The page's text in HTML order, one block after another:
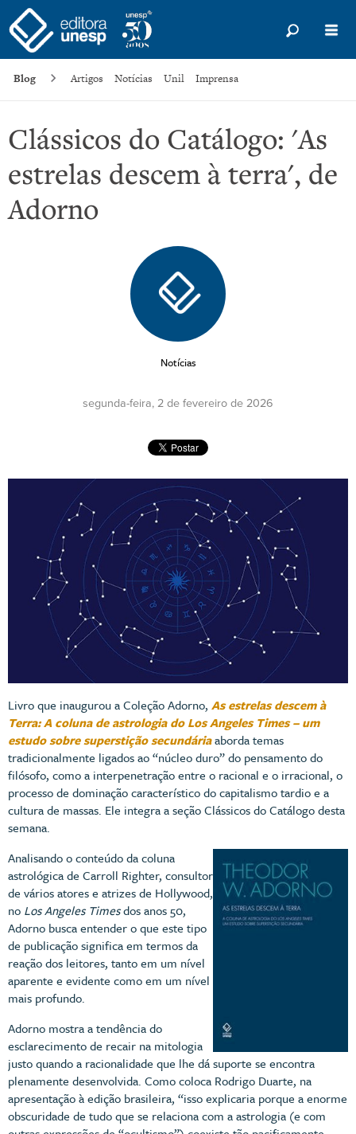
Blog Artigos Notícias Unil Imprensa
Clássicos do Catálogo: 'As
estrelas descem à terra', de
Adorno
Notícias
segunda-feira, 2 de fevereiro de 2026
Livro que inaugurou a Coleção Adorno, As estrelas descem à
Terra: A coluna de astrologia do Los Angeles Times – um
estudo sobre superstição secundáriaaborda temas
tradicionalmente ligados ao “núcleo duro” do pensamento do
filósofo, como a interpenetração entre o racional e o irracional, o
processo de dominação característico do capitalismo tardio e a
cultura de massas. Ele integra a seção Clássicos do Catálogo desta
semana.
Analisando o conteúdo da coluna
astrológica de Carroll Righter, consultor
de vários atores e atrizes de Hollywood,
no Los Angeles Timesdos anos 50,
Adorno busca entender o que este tipo
de publicação significa em termos da
reação dos leitores, tanto em um nível
aparente e evidente como em um nível
mais profundo.
Adorno mostra a tendência do
esclarecimento de recair na mitologia
justo quando a racionalidade que lhe dá suporte se encontra
plenamente desenvolvida. Como coloca Rodrigo Duarte, na
apresentação à edição brasileira, “isso explicaria porque a enorme
obscuridade de tudo que se relaciona com a astrologia (e com